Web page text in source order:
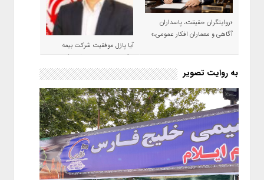
«روایتگران حقیقت، پاسداران
آگاهی و معماران افکار عمومی،»
آیا پازل موفقیت شرکت بیمه
حکمت صبا در سال ۱۴۰۵ کامل می
شود؟!
به روایت تصویر